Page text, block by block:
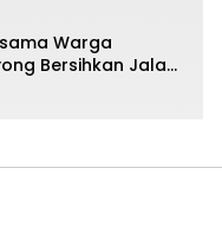
Warga
Bersihkan Jalan